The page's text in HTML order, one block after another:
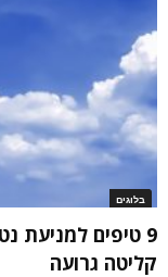
בלוגים
9 טיפים למניעת
קליטה גרועה